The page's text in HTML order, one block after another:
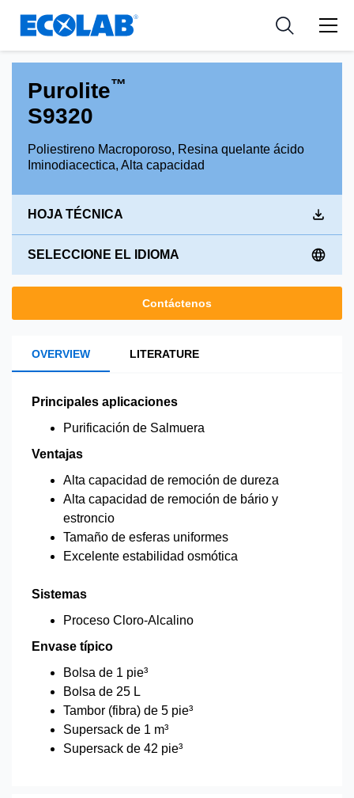
Resources
Aplicación
Nutraceuticals
Empresa
Tipo de producto
Purolite™
S9320
Poliestireno Macroporoso, Resina quelante ácido
Iminodiacectica, Alta capacidad
HOJA TÉCNICA
SELECCIONE EL IDIOMA
Contáctenos
OVERVIEW LITERATURE
Principales aplicaciones
Purificación de Salmuera
Ventajas
Alta capacidad de remoción de dureza
Alta capacidad de remoción de bário y
estroncio
Tamaño de esferas uniformes
Excelente estabilidad osmótica
Sistemas
Proceso Cloro-Alcalino
Envase típico
Bolsa de 1 pie³
Bolsa de 25 L
Tambor (fibra) de 5 pie³
Supersack de 1 m³
Supersack de 42 pie³